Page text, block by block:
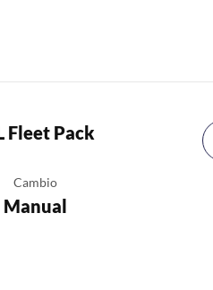
Fleet Pack
Cambio
Manual